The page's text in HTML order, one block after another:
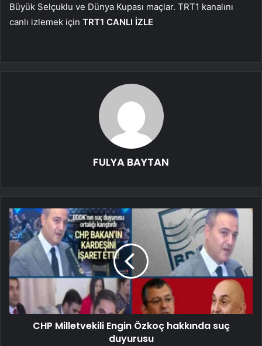
Büyük Selçuklu ve Dünya Kupası maçlar. TRT1 kanalını
canlı izlemek için TRT1 CANLI İZLE
FULYA BAYTAN
CHP Milletvekili Engin Özkoç hakkında suç
duyurusu